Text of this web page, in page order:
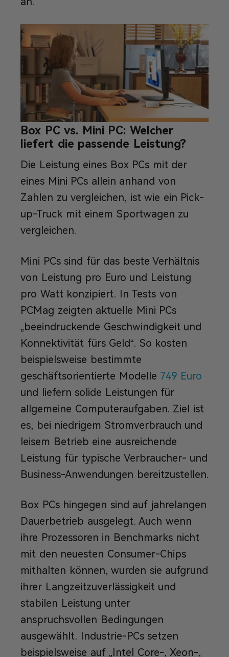
Box PC vs. Mini PC: Welcher
liefert die passende Leistung?
Die Leistung eines Box PCs mit der
eines Mini PCs allein anhand von
Zahlen zu vergleichen, ist wie ein Pick-
up-Truck mit einem Sportwagen zu
vergleichen.
Mini PCs sind für das beste Verhältnis
von Leistung pro Euro und Leistung
pro Watt konzipiert. In Tests von
PCMag zeigten aktuelle Mini PCs
„beeindruckende Geschwindigkeit und
Konnektivität fürs Geld“. So kosten
beispielsweise bestimmte
geschäftsorientierte Modelle 749 Euro
und liefern solide Leistungen für
allgemeine Computeraufgaben. Ziel ist
es, bei niedrigem Stromverbrauch und
leisem Betrieb eine ausreichende
Leistung für typische Verbraucher- und
Business-Anwendungen bereitzustellen.
Box PCs hingegen sind auf jahrelangen
Dauerbetrieb ausgelegt. Auch wenn
ihre Prozessoren in Benchmarks nicht
mit den neuesten Consumer-Chips
mithalten können, wurden sie aufgrund
ihrer Langzeitzuverlässigkeit und
stabilen Leistung unter
anspruchsvollen Bedingungen
ausgewählt. Industrie-PCs setzen
beispielsweise auf „Intel Core-, Xeon-,